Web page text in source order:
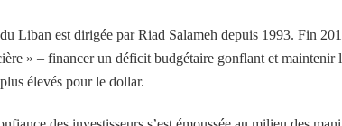
Liban est dirigée par Riad Salameh depuis 1993. Fin
» – financer un déficit budgétaire gonflant et maintenir
élevés pour le dollar.